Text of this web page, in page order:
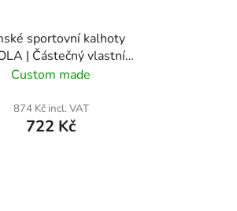
sportovní kalhoty
| Částečný vlastní
potisk
Custom made
874 Kč incl. VAT
722 Kč